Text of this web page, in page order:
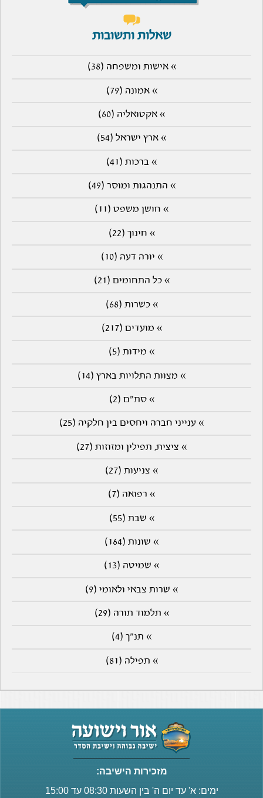
שאלות ותשובות
» אישות ומשפחה (38)
» אמונה (79)
» אקטואליה (60)
» ארץ ישראל (54)
» ברכות (41)
» התנהגות ומוסר (49)
» חושן משפט (11)
» חינוך (22)
» יורה דעה (10)
» כל התחומים (21)
» כשרות (68)
» מועדים (217)
» מידות (5)
» מצוות התלויות בארץ (14)
» סת"ם (2)
» ענייני חברה ויחסים בין חלקיה (25)
» ציצית, תפילין ומזוזות (27)
» צניעות (27)
» רפואה (7)
» שבת (55)
» שונות (164)
» שמיטה (13)
» שרות צבאי ולאומי (9)
» תלמוד תורה (29)
» תנ"ך (4)
» תפילה (81)
מזכירות הישיבה:
ימים: א' עד יום ה' בין השעות 08:30 עד 15:00